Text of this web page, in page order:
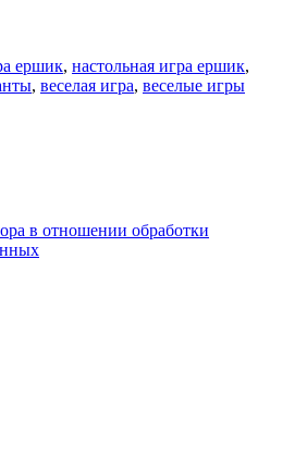
ершик, настольная игра ершик,
, веселая игра, веселые игры
в отношении обработки